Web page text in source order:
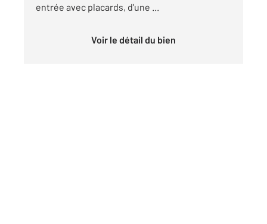
entrée avec placards, d'une ...
Voir le détail du bien